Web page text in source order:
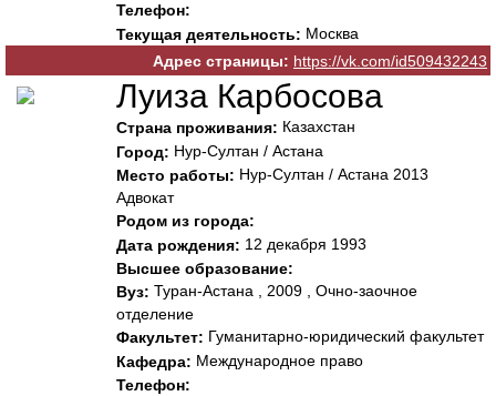
Телефон:
Текущая деятельность: Москва
Адрес страницы: https://vk.com/id509432243
Луиза Карбосова
Страна проживания: Казахстан
Город: Нур-Султан / Астана
Место работы: Нур-Султан / Астана 2013
Адвокат
Родом из города:
Дата рождения: 12 декабря 1993
Высшее образование:
Вуз: Туран-Астана , 2009 , Очно-заочное
отделение
Факультет: Гуманитарно-юридический факультет
Кафедра: Международное право
Телефон: